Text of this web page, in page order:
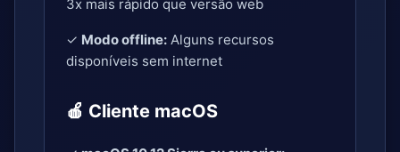
3x mais rápido que versão web
✓ Modo offline: Alguns recursos
disponíveis sem internet
🍎 Cliente macOS